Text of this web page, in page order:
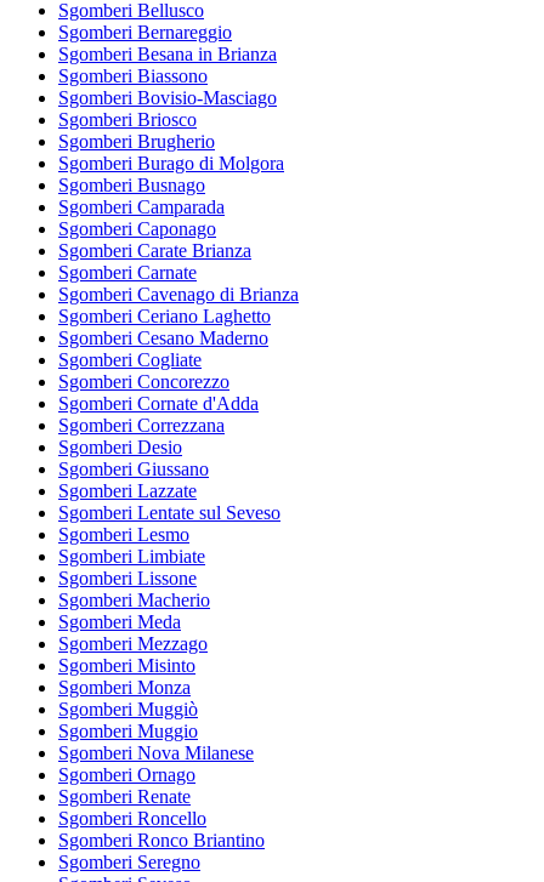
Sgomberi Bellusco
Sgomberi Bernareggio
Sgomberi Besana in Brianza
Sgomberi Biassono
Sgomberi Bovisio-Masciago
Sgomberi Briosco
Sgomberi Brugherio
Sgomberi Burago di Molgora
Sgomberi Busnago
Sgomberi Camparada
Sgomberi Caponago
Sgomberi Carate Brianza
Sgomberi Carnate
Sgomberi Cavenago di Brianza
Sgomberi Ceriano Laghetto
Sgomberi Cesano Maderno
Sgomberi Cogliate
Sgomberi Concorezzo
Sgomberi Cornate d'Adda
Sgomberi Correzzana
Sgomberi Desio
Sgomberi Giussano
Sgomberi Lazzate
Sgomberi Lentate sul Seveso
Sgomberi Lesmo
Sgomberi Limbiate
Sgomberi Lissone
Sgomberi Macherio
Sgomberi Meda
Sgomberi Mezzago
Sgomberi Misinto
Sgomberi Monza
Sgomberi Muggiò
Sgomberi Muggio
Sgomberi Nova Milanese
Sgomberi Ornago
Sgomberi Renate
Sgomberi Roncello
Sgomberi Ronco Briantino
Sgomberi Seregno